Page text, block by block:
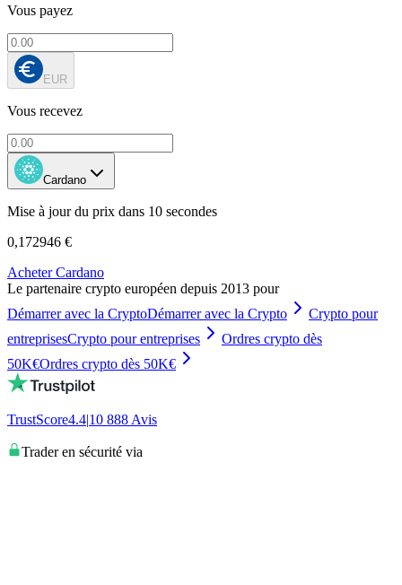
Vous payez
EUR
Vous recevez
Cardano
Mise à jour du prix dans 10 secondes
0,172946 €
Acheter Cardano
Le partenaire crypto européen depuis 2013 pour
Démarrer avec la CryptoDémarrer avec la Crypto
Crypto pour
entreprisesCrypto pour entreprises
Ordres crypto dès
50K€Ordres crypto dès 50K€
TrustScore4.4|10 888 Avis
Trader en sécurité via